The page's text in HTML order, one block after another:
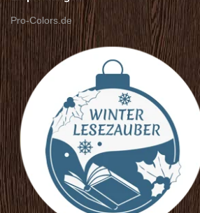
Pro-Colors.de